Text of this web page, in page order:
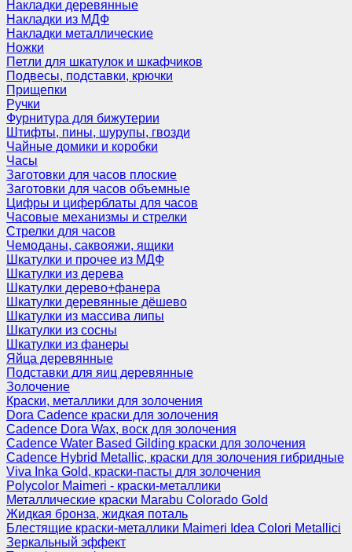
Накладки деревянные
Накладки из МДФ
Накладки металлические
Ножки
Петли для шкатулок и шкафчиков
Подвесы, подставки, крючки
Прищепки
Ручки
Фурнитура для бижутерии
Штифты, пины, шурупы, гвозди
Чайные домики и коробки
Часы
Заготовки для часов плоские
Заготовки для часов объемные
Цифры и циферблаты для часов
Часовые механизмы и стрелки
Стрелки для часов
Чемоданы, саквояжи, ящики
Шкатулки и прочее из МДФ
Шкатулки из дерева
Шкатулки дерево+фанера
Шкатулки деревянные дёшево
Шкатулки из массива липы
Шкатулки из сосны
Шкатулки из фанеры
Яйца деревянные
Подставки для яиц деревянные
Золочение
Краски, металлики для золочения
Dora Cadence краски для золочения
Cadence Dora Wax, воск для золочения
Cadence Water Based Gilding краски для золочения
Cadence Hybrid Metallic, краски для золочения гибридные
Viva Inka Gold, краски-пасты для золочения
Polycolor Maimeri - краски-металлики
Металлические краски Marabu Colorado Gold
Жидкая бронза, жидкая поталь
Блестящие краски-металлики Maimeri Idea Colori Metallici
Зеркальный эффект